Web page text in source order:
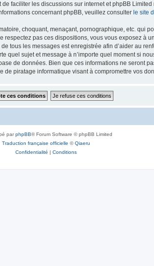
faciliter les discussions sur internet et phpBB
concernant phpBB, veuillez consulter le site
choquant, menaçant, pornographique, etc. qui
pas ces dispositions, vous vous exposez à
tous les messages est enregistrée afin d’aider au
quel sujet et message à n’importe quel moment si
de données. Bien que ces informations ne seront
de piratage informatique visant à compromettre vos
parphpBB® Forum Software © phpBB Limited
Traduction française officielle ©Qiaeru
Confidentialité | Conditions